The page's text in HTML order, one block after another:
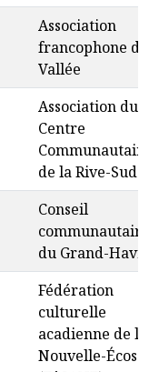
Association
francophone
Vallée
Association du
Centre
de la Rive-Sud
Conseil
communautaire
du Grand-
Fédération
culturelle
acadienne de la
Nouvelle-